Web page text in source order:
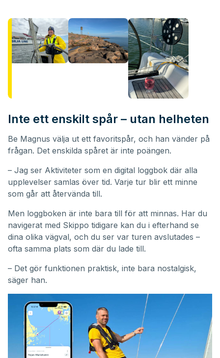
Inte ett enskilt spår – utan helheten
Be Magnus välja ut ett favoritspår, och han vänder på
frågan. Det enskilda spåret är inte poängen.
– Jag ser Aktiviteter som en digital loggbok där alla
upplevelser samlas över tid. Varje tur blir ett minne
som går att återvända till.
Men loggboken är inte bara till för att minnas. Har du
navigerat med Skippo tidigare kan du i efterhand se
dina olika vägval, och du ser var turen avslutades –
ofta samma plats som där du lade till.
– Det gör funktionen praktisk, inte bara nostalgisk,
säger han.